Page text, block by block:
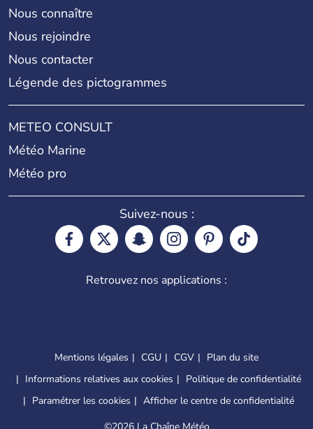
Nous connaître
Nous rejoindre
Nous contacter
Légende des pictogrammes
METEO CONSULT
Météo Marine
Météo pro
Suivez-nous :
Retrouvez nos applications :
Mentions légales CGU CGV
Plan du site
Informations relatives aux cookies
Politique de confidentialité
Paramétrer les cookies
Afficher le centre de confidentialité